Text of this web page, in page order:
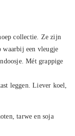
collectie. Ze zijn
waarbij een vleugje
Mét grappige
leggen. Liever koel,
tarwe en soja